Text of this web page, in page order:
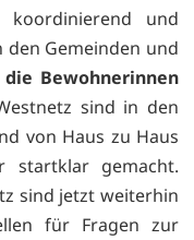
koordinierend und
Gemeinden und
Bewohnerinnen
sind in den
von Haus zu Haus
startklar gemacht.
sind jetzt weiterhin
für Fragen zur